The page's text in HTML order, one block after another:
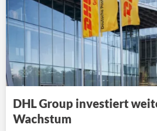
DHL Group investiert
Wachstum